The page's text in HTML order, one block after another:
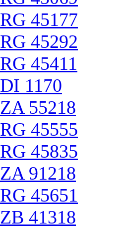
RG 45177
RG 45292
RG 45411
DI 1170
ZA 55218
RG 45555
RG 45835
ZA 91218
RG 45651
ZB 41318